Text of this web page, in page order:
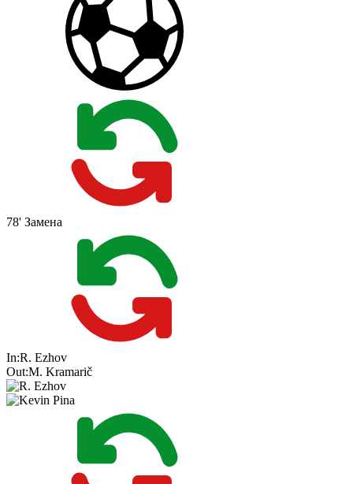
78' Замена
In:R. Ezhov
Out:M. Kramarič